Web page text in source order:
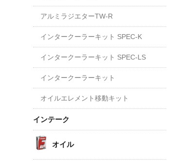
アルミラジエターTW-R
インタークーラーキット SPEC-K
インタークーラーキット SPEC-LS
インタークーラーキット
オイルエレメント移動キット
インテーク
オイル